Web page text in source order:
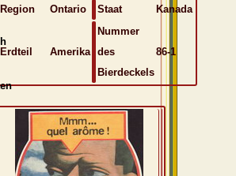
Region
Ontario Staat Kanada
Erdteil Amerika
Nummer
des
Bierdeckels
86-1